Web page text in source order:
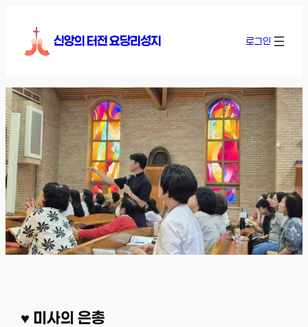
로
가
기
신앙의 터전 요당리성지 로그인
♥ 미사의 은총